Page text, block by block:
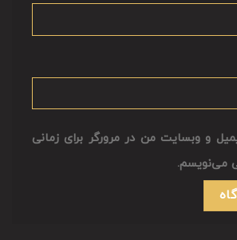
و وبسایت من در مرورگر برای زمانی
می‌نویسم.